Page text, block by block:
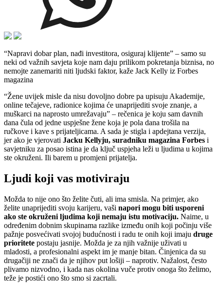
“Napravi dobar plan, nađi investitora, osiguraj klijente” – samo su
neki od važnih savjeta koje nam daju prilikom pokretanja biznisa, no
nemojte zanemariti niti ljudski faktor, kaže Jack Kelly iz Forbes
magazina
“Žene uvijek misle da nisu dovoljno dobre pa upisuju Akademije,
online tečajeve, radionice kojima će unaprijediti svoje znanje, a
muškarci na naprosto umrežavaju” – rečenica je koju sam davnih
dana čula od jedne uspješne žene koja je pola dana trošila na
ručkove i kave s prijateljicama. A sada je stigla i apdejtana verzija,
jer ako je vjerovati Jacku Kellyju, suradniku magazina Forbes i
savjetniku za posao istina je da ključ uspjeha leži u ljudima u kojima
ste okruženi. Ili barem u promjeni prijatelja.
Ljudi koji vas motiviraju
Možda to nije ono što želite čuti, ali ima smisla. Na primjer, ako
želite unaprijediti svoju karijeru, vaši napori mogu biti usporeni
ako ste okruženi ljudima koji nemaju istu motivaciju. Naime, u
određenim dobnim skupinama razlike između onih koji počinju više
pažnje posvećivati svojoj budućnosti i radu te onih koji imaju druge
prioritete postaju jasnije. Možda je za njih važnije uživati u
mladosti, a profesionalni aspekt im je manje bitan. Činjenica da su
drugačiji ne znači da je njihov put lošiji – naprotiv. Nažalost, često
plivamo nizvodno, i kada nas okolina vuče protiv onoga što želimo,
teže je postići ono što smo si zacrtali.